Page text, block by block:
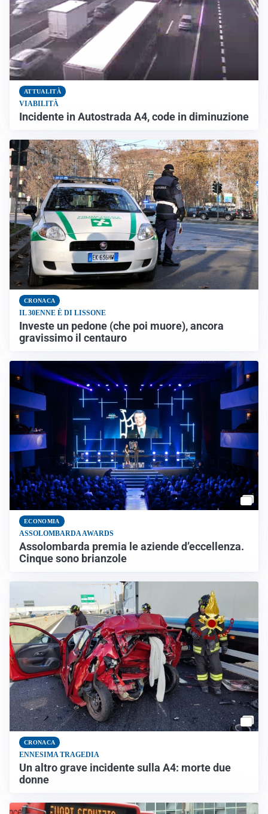
ATTUALITÀ
VIABILITÀ
Incidente in Autostrada A4, code in diminuzione
CRONACA
IL 30ENNE È DI LISSONE
Investe un pedone (che poi muore), ancora
gravissimo il centauro
ECONOMIA
ASSOLOMBARDA AWARDS
Assolombarda premia le aziende d’eccellenza.
Cinque sono brianzole
CRONACA
ENNESIMA TRAGEDIA
Un altro grave incidente sulla A4: morte due
donne